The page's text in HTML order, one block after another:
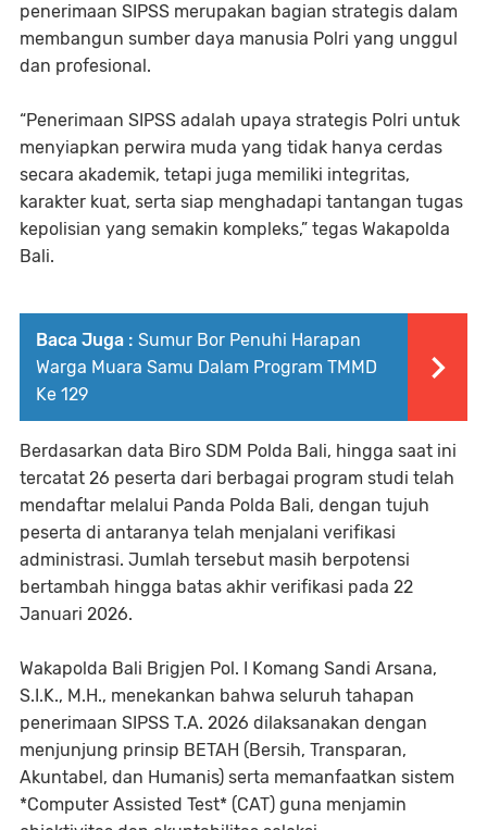
penerimaan SIPSS merupakan bagian strategis dalam
membangun sumber daya manusia Polri yang unggul
dan profesional.
“Penerimaan SIPSS adalah upaya strategis Polri untuk
menyiapkan perwira muda yang tidak hanya cerdas
secara akademik, tetapi juga memiliki integritas,
karakter kuat, serta siap menghadapi tantangan tugas
kepolisian yang semakin kompleks,” tegas Wakapolda
Bali.
Baca Juga : Sumur Bor Penuhi Harapan
Warga Muara Samu Dalam Program TMMD
Ke 129
Berdasarkan data Biro SDM Polda Bali, hingga saat ini
tercatat 26 peserta dari berbagai program studi telah
mendaftar melalui Panda Polda Bali, dengan tujuh
peserta di antaranya telah menjalani verifikasi
administrasi. Jumlah tersebut masih berpotensi
bertambah hingga batas akhir verifikasi pada 22
Januari 2026.
Wakapolda Bali Brigjen Pol. I Komang Sandi Arsana,
S.I.K., M.H., menekankan bahwa seluruh tahapan
penerimaan SIPSS T.A. 2026 dilaksanakan dengan
menjunjung prinsip BETAH (Bersih, Transparan,
Akuntabel, dan Humanis) serta memanfaatkan sistem
*Computer Assisted Test* (CAT) guna menjamin